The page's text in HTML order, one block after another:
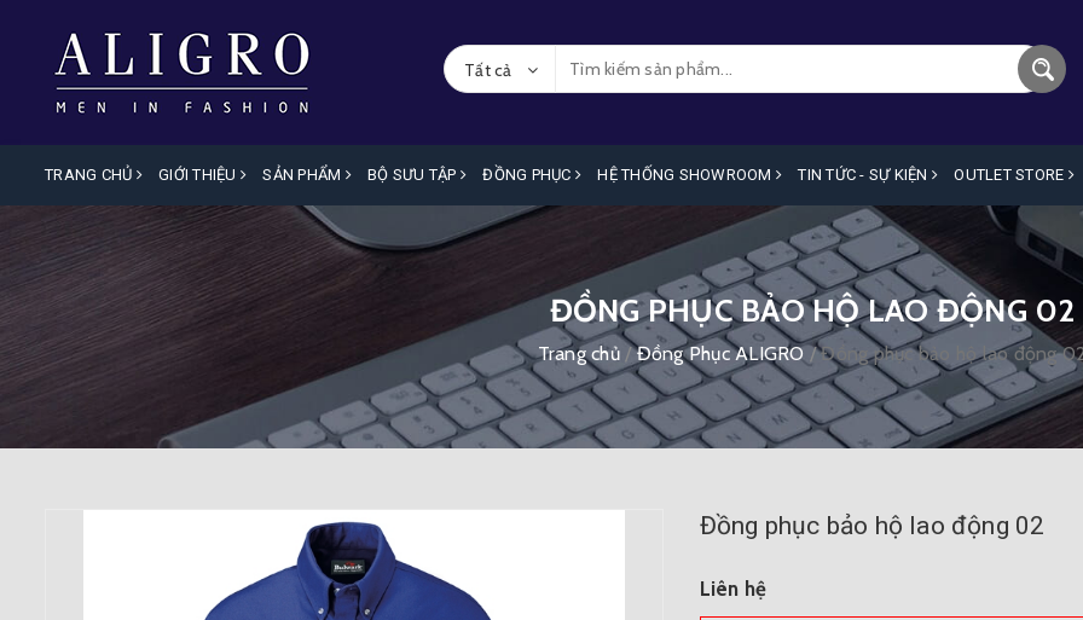
Tất cả
TRANG CHỦ GIỚI THIỆU SẢN PHẨM BỘ SƯU TẬP ĐỒNG PHỤC HỆ THỐNG SHOWROOM TIN TỨC - SỰ KIỆN OUTLET STORE
ĐỒNG PHỤC BẢO HỘ LAO ĐỘNG 02
Trang chủ /Đồng Phục ALIGRO /Đồng phục bảo hộ lao động
Đồng phục bảo hộ lao động 02
Liên hệ